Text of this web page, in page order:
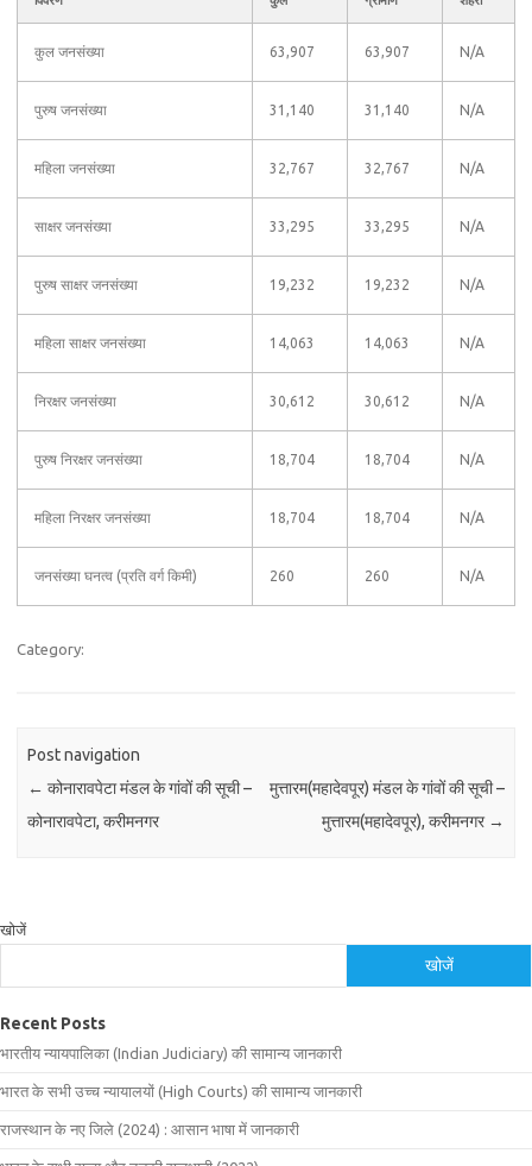
कुल जनसंख्या 63,907 63,907 N/A
पुरुष जनसंख्या 31,140 31,140 N/A
महिला जनसंख्या 32,767 32,767 N/A
साक्षर जनसंख्या 33,295 33,295 N/A
पुरुष साक्षर जनसंख्या 19,232 19,232 N/A
महिला साक्षर जनसंख्या 14,063 14,063 N/A
निरक्षर जनसंख्या 30,612 30,612 N/A
पुरुष निरक्षर जनसंख्या 18,704 18,704 N/A
महिला निरक्षर जनसंख्या 18,704 18,704 N/A
जनसंख्या घनत्व (प्रति वर्ग किमी) 260 260 N/A
Category:
Post navigation
← कोनारावपेटा मंडल के गांवों की सूची –
कोनारावपेटा, करीमनगर
मुत्तारम(महादेवपूर) मंडल के गांवों की सूची –
मुत्तारम(महादेवपूर), करीमनगर →
खोजें
खोजें
Recent Posts
भारतीय न्यायपालिका (Indian Judiciary) की सामान्य जानकारी
भारत के सभी उच्च न्यायालयों (High Courts) की सामान्य जानकारी
राजस्थान के नए जिले (2024) : आसान भाषा में जानकारी